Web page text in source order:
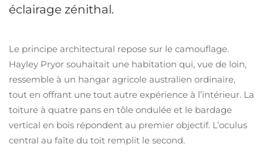
éclairage zénithal.
Le principe architectural repose sur le camouflage.
Hayley Pryor souhaitait une habitation qui, vue de loin,
ressemble à un hangar agricole australien ordinaire,
tout en offrant une tout autre expérience à l’intérieur. La
toiture à quatre pans en tôle ondulée et le bardage
vertical en bois répondent au premier objectif. L’oculus
central au faîte du toit remplit le second.